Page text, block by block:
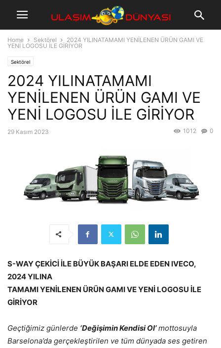
Home Sektörel
2024 YILINATAMAMI YENİLENEN ÜRÜN GAMI VE
YENİ LOGOSU İLE GİRİYOR
Sektörel
2024 YILINATAMAMI
YENİLENEN ÜRÜN GAMI VE
YENİ LOGOSU İLE GİRİYOR
29 Kasım 2023 0
1012
S-WAY ÇEKİCİ İLE BÜYÜK BAŞARI ELDE EDEN IVECO,
2024 YILINA
TAMAMI YENİLENEN ÜRÜN GAMI VE YENİ LOGOSU İLE
GİRİYOR
Geçtiğimiz günlerde ‘Değişimin Kendisi Ol’mottosuyla
Barselona’da gerçekleştirilen ve tüm dünyada ses getiren